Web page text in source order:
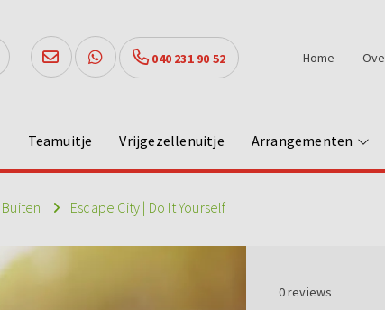
040 231 90 52 Home
Teamuitje Vrijgezellenuitje Arrangementen
Buiten Escape City | Do It Yourself
0reviews